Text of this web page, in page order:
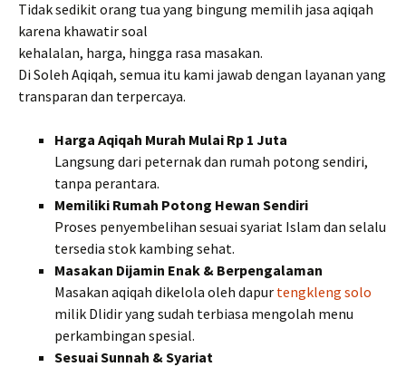
Tidak sedikit orang tua yang bingung memilih jasa aqiqah
karena khawatir soal
kehalalan, harga, hingga rasa masakan.
Di Soleh Aqiqah, semua itu kami jawab dengan layanan yang
transparan dan terpercaya.
Harga Aqiqah Murah Mulai Rp 1 Juta
Langsung dari peternak dan rumah potong sendiri,
tanpa perantara.
Memiliki Rumah Potong Hewan Sendiri
Proses penyembelihan sesuai syariat Islam dan selalu
tersedia stok kambing sehat.
Masakan Dijamin Enak & Berpengalaman
Masakan aqiqah dikelola oleh dapur tengkleng solo
milik Dlidir yang sudah terbiasa mengolah menu
perkambingan spesial.
Sesuai Sunnah & Syariat